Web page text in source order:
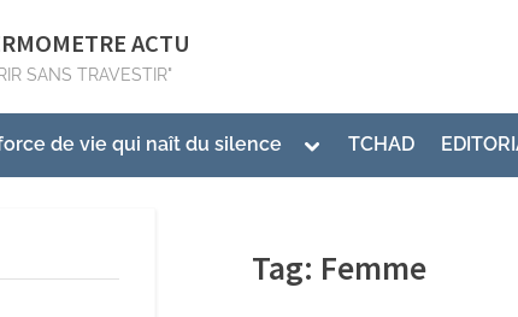
ACTU
SANS TRAVESTIR"
de vie qui naît du silence TCHAD
Tag: Femme